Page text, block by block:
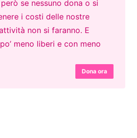
se nessuno dona o si
i costi delle nostre
non si faranno. E
meno liberi e con meno
Dona ora